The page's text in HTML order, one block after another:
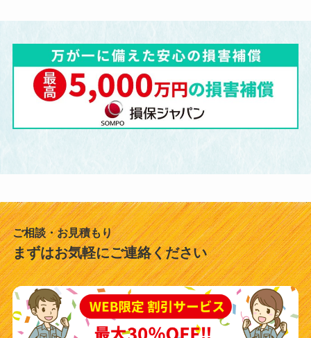
ご相談・お見積もり
まずはお気軽にご連絡ください